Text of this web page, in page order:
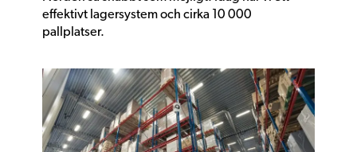
effektivt lagersystem och cirka 10 000
pallplatser.